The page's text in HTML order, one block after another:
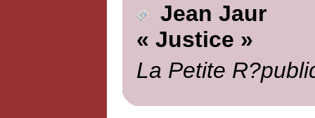
Jean Jaur
« Justice »
La Petite